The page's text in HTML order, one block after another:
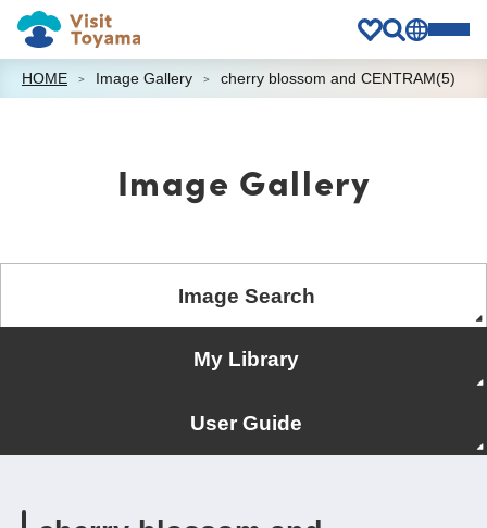
HOME Image Gallery cherry blossom and CENTRAM(5)
Image Gallery
Image Search
My Library
User Guide